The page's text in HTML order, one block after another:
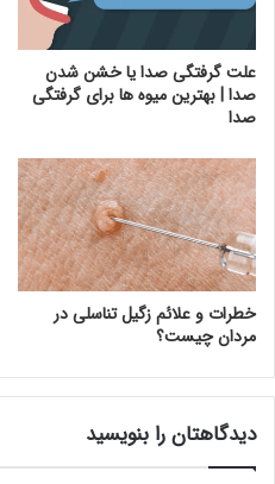
علت گرفتگی صدا یا خشن شدن
صدا | بهترین میوه ها برای گرفتگی
صدا
خطرات و علائم زگیل تناسلی در
مردان چیست؟
دیدگاهتان را بنویسید